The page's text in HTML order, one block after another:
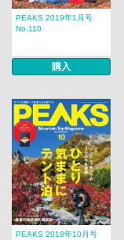
PEAKS 2019年1月号
No.110
購入
PEAKS 2018年10月号